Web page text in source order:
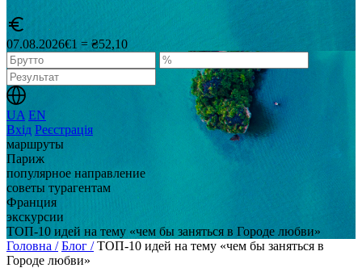
07.08.2026€1 = ₴52,10
UA EN
Вхід Реєстрація
маршруты
Париж
популярное направление
советы турагентам
Франция
экскурсии
ТОП-10 идей на тему «чем бы заняться в Городе любви»
Головна / Блог / ТОП-10 идей на тему «чем бы заняться в
Городе любви»